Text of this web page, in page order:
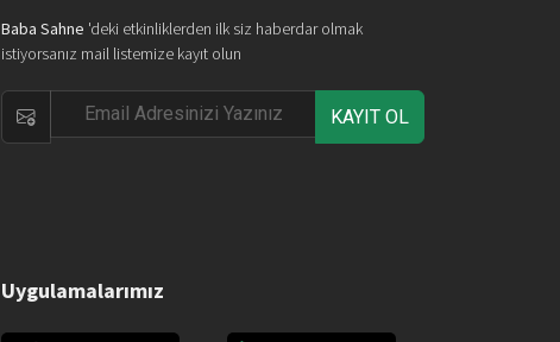
Baba Sahne 'deki etkinliklerden ilk siz haberdar olmak
istiyorsanız mail listemize kayıt olun
KAYIT OL
Uygulamalarımız